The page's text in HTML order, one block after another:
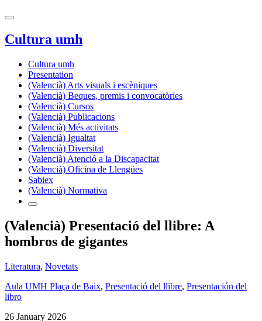
Cultura umh
Cultura umh
Presentation
(Valencià) Arts visuals i escèniques
(Valencià) Beques, premis i convocatòries
(Valencià) Cursos
(Valencià) Publicacions
(Valencià) Més activitats
(Valencià) Igualtat
(Valencià) Diversitat
(Valencià) Atenció a la Discapacitat
(Valencià) Oficina de Llengües
Sabiex
(Valencià) Normativa
(Valencià) Presentació del llibre: A
hombros de gigantes
Literatura, Novetats
Aula UMH Plaça de Baix, Presentació del llibre, Presentación del
libro
26 January 2026